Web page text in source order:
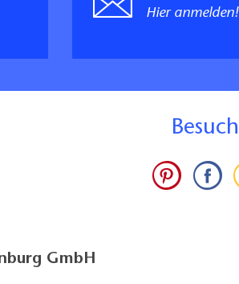
Hier anmelden!
B
GmbH